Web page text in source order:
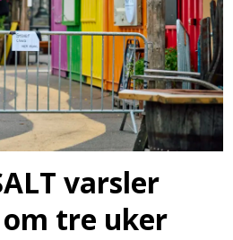
varsler
tre uker